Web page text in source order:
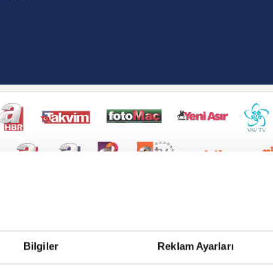
Bilgiler Reklam Ayarları